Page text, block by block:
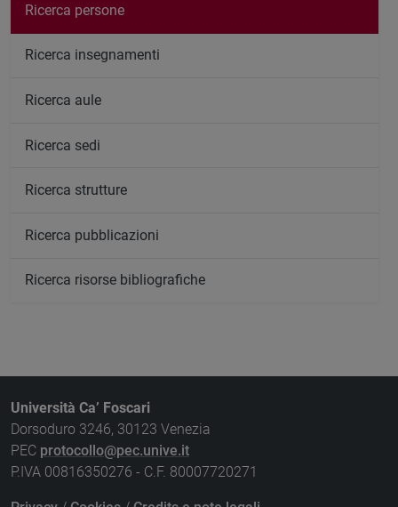
Ricerca persone
Ricerca insegnamenti
Ricerca aule
Ricerca sedi
Ricerca strutture
Ricerca pubblicazioni
Ricerca risorse bibliografiche
Università Ca’ Foscari
Dorsoduro 3246, 30123 Venezia
PEC protocollo@pec.unive.it
P.IVA 00816350276 - C.F. 80007720271